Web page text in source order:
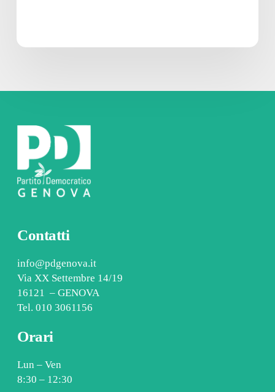
Contatti
info@pdgenova.it
Via XX Settembre 14/19
16121 – GENOVA
Tel. 010 3061156
Orari
Lun – Ven
8:30 – 12:30